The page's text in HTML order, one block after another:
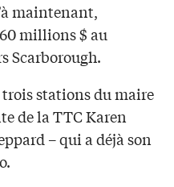
maintenant,
millions $ au
Scarborough.
trois stations du maire
de la TTC Karen
– qui a déjà son